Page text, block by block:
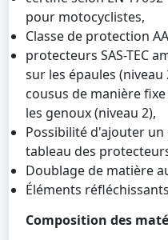
pour motocyclistes,
Classe de protection
protecteurs SAS-TEC
sur les épaules (niveau
cousus de manière
les genoux (niveau 2),
Possibilité d'ajouter
tableau des
Doublage de matière
Éléments
Composition des